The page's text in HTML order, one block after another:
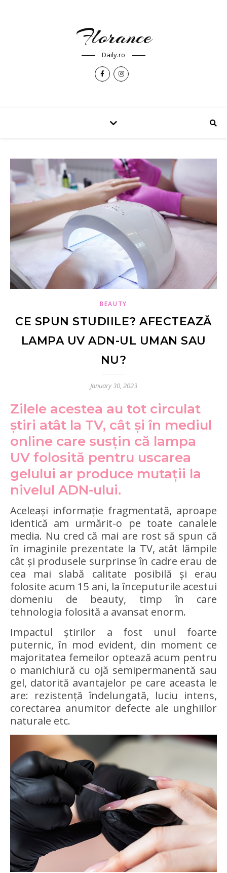
Florance
Daily.ro
BEAUTY
CE SPUN STUDIILE? AFECTEAZĂ
LAMPA UV ADN-UL UMAN SAU
NU?
January 30, 2023
Zilele acestea au tot circulat
știri atât la TV, cât și în mediul
online care susțin că lampa
UV folosită pentru uscarea
gelului ar produce mutații la
nivelul ADN-ului.
Aceleași informație fragmentată, aproape
identică am urmărit-o pe toate canalele
media. Nu cred că mai are rost să spun că
în imaginile prezentate la TV, atât lămpile
cât și produsele surprinse în cadre erau de
cea mai slabă calitate posibilă și erau
folosite acum 15 ani, la începuturile acestui
domeniu de beauty, timp în care
tehnologia folosită a avansat enorm.
Impactul știrilor a fost unul foarte
puternic, în mod evident, din moment ce
majoritatea femeilor optează acum pentru
o manichiură cu ojă semipermanentă sau
gel, datorită avantajelor pe care aceasta le
are: rezistență îndelungată, luciu intens,
corectarea anumitor defecte ale unghiilor
naturale etc.